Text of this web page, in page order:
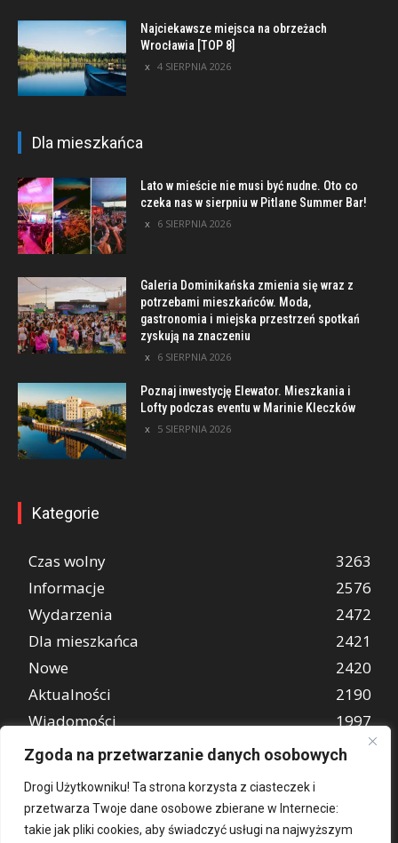
Zgoda na przetwarzanie danych osobowych
Drogi Użytkowniku! Ta strona korzysta z ciasteczek i
przetwarza Twoje dane osobowe zbierane w Internecie:
takie jak pliki cookies, aby świadczyć usługi na najwyższym
Najciekawsze miejsca na obrzeżach
Wrocławia [TOP 8]
4 SIERPNIA 2026
Dla mieszkańca
Lato w mieście nie musi być nudne. Oto co
czeka nas w sierpniu w Pitlane Summer Bar!
6 SIERPNIA 2026
Galeria Dominikańska zmienia się wraz z
potrzebami mieszkańców. Moda,
gastronomia i miejska przestrzeń spotkań
zyskują na znaczeniu
6 SIERPNIA 2026
Poznaj inwestycję Elewator. Mieszkania i
Lofty podczas eventu w Marinie Kleczków
5 SIERPNIA 2026
Kategorie
Czas wolny
3263
Informacje
2576
Wydarzenia
2472
Dla mieszkańca
2421
Nowe
2420
Aktualności
2190
Wiadomości
1997
REKLAMA
849